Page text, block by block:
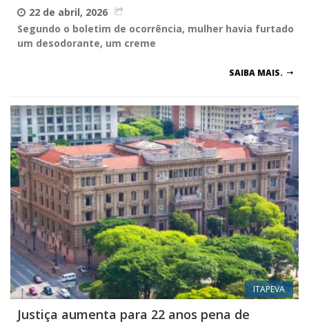
22 de abril, 2026
Segundo o boletim de ocorrência, mulher havia furtado
um desodorante, um creme
SAIBA MAIS.
ITAPEVA
Justiça aumenta para 22 anos pena de